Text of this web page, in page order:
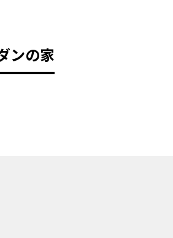
ンの家